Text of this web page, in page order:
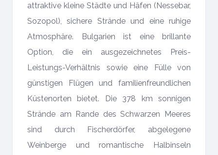
attraktive kleine Städte und Häfen (Nessebar,
Sozopol), sichere Strände und eine ruhige
Atmosphäre. Bulgarien ist eine brillante
Option, die ein ausgezeichnetes Preis-
Leistungs-Verhältnis sowie eine Fülle von
günstigen Flügen und familienfreundlichen
Küstenorten bietet. Die 378 km sonnigen
Strände am Rande des Schwarzen Meeres
sind durch Fischerdörfer, abgelegene
Weinberge und romantische Halbinseln